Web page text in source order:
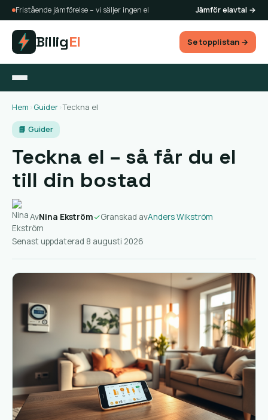
Fristående jämförelse – vi säljer ingen el Jämför elavtal →
BilligEl Se topplistan →
Hem Guider ›Teckna el
📘 Guider
Teckna el – så får du el
till din bostad
AvNina Ekström✓Granskad avAnders Wikström
Senast uppdaterad 8 augusti 2026